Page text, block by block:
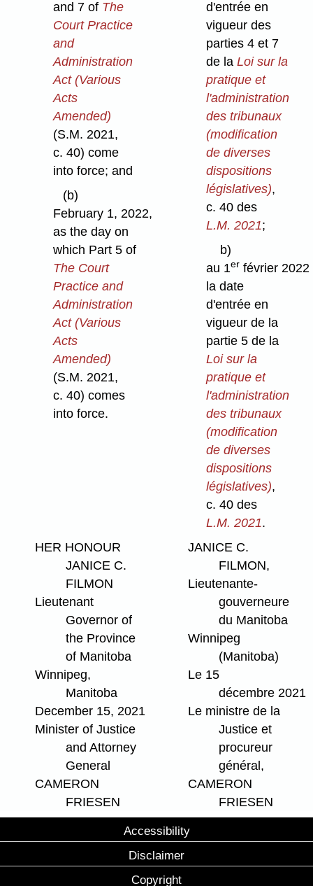
and 7 of The
Court Practice
and
Administration
Act (Various
Acts
Amended)
(S.M. 2021,
c. 40) come
into force; and
(b)
February 1, 2022,
as the day on
which Part 5 of
The Court
Practice and
Administration
Act (Various
Acts
Amended)
(S.M. 2021,
c. 40) comes
into force.
d'entrée en
vigueur des
parties 4 et 7
de laLoi sur la
pratique et
l'administration
des tribunaux
(modification
de diverses
dispositions
législatives),
c. 40 des
L.M. 2021;
b)
au 1er février 2022
la date
d'entrée en
vigueur de la
partie 5 de la
Loi sur la
pratique et
l'administration
des tribunaux
(modification
de diverses
dispositions
législatives),
c. 40 des
L.M. 2021.
HER HONOUR
JANICE C.
FILMON
Lieutenant
Governor of
the Province
of Manitoba
Winnipeg,
Manitoba
December 15, 2021
Minister of Justice
and Attorney
General
CAMERON
FRIESEN
JANICE C.
FILMON,
Lieutenante-
gouverneure
du Manitoba
Winnipeg
(Manitoba)
Le 15
décembre 2021
Le ministre de la
Justice et
procureur
général,
CAMERON
FRIESEN
Accessibility
Disclaimer
Copyright